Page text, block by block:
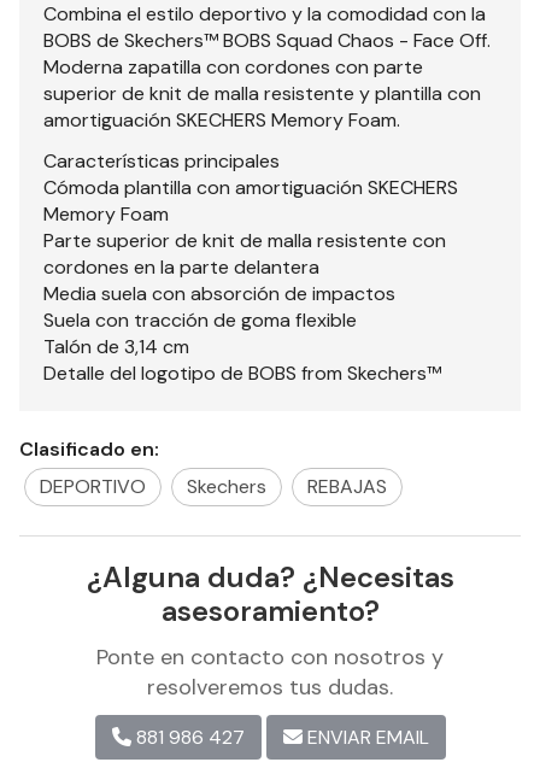
Combina el estilo deportivo y la comodidad con la
BOBS de Skechers™ BOBS Squad Chaos - Face Off.
Moderna zapatilla con cordones con parte
superior de knit de malla resistente y plantilla con
amortiguación SKECHERS Memory Foam.
Características principales
Cómoda plantilla con amortiguación SKECHERS
Memory Foam
Parte superior de knit de malla resistente con
cordones en la parte delantera
Media suela con absorción de impactos
Suela con tracción de goma flexible
Talón de 3,14 cm
Detalle del logotipo de BOBS from Skechers™
Clasificado en:
DEPORTIVO
Skechers REBAJAS
¿Alguna duda? ¿Necesitas
asesoramiento?
Ponte en contacto con nosotros y
resolveremos tus dudas.
881 986 427 ENVIAR EMAIL